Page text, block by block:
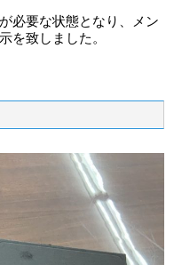
必要な状態となり、メン
を致しました。